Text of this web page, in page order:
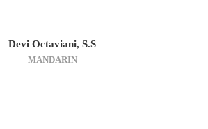
Devi Octaviani, S.S
MANDARIN